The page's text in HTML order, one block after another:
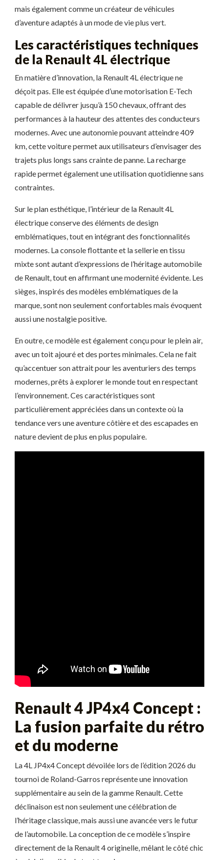
mais également comme un créateur de véhicules
d’aventure adaptés à un mode de vie plus vert.
Les caractéristiques techniques
de la Renault 4L électrique
En matière d’innovation, la Renault 4L électrique ne
déçoit pas. Elle est équipée d’une motorisation E-Tech
capable de délivrer jusqu’à 150 chevaux, offrant des
performances à la hauteur des attentes des conducteurs
modernes. Avec une autonomie pouvant atteindre 409
km, cette voiture permet aux utilisateurs d’envisager des
trajets plus longs sans crainte de panne. La recharge
rapide permet également une utilisation quotidienne sans
contraintes.
Sur le plan esthétique, l’intérieur de la Renault 4L
électrique conserve des éléments de design
emblématiques, tout en intégrant des fonctionnalités
modernes. La console flottante et la sellerie en tissu
mixte sont autant d’expressions de l’héritage automobile
de Renault, tout en affirmant une modernité évidente. Les
sièges, inspirés des modèles emblématiques de la
marque, sont non seulement confortables mais évoquent
aussi une nostalgie positive.
En outre, ce modèle est également conçu pour le plein air,
avec un toit ajouré et des portes minimales. Cela ne fait
qu’accentuer son attrait pour les aventuriers des temps
modernes, prêts à explorer le monde tout en respectant
l’environnement. Ces caractéristiques sont
particulièrement appréciées dans un contexte où la
tendance vers une aventure côtière et des escapades en
nature devient de plus en plus populaire.
Renault 4 JP4x4 Concept :
La fusion parfaite du rétro
et du moderne
La 4L JP4x4 Concept dévoilée lors de l’édition 2026 du
tournoi de Roland-Garros représente une innovation
supplémentaire au sein de la gamme Renault. Cette
déclinaison est non seulement une célébration de
l’héritage classique, mais aussi une avancée vers le futur
de l’automobile. La conception de ce modèle s’inspire
directement de la Renault 4 originelle, mêlant le côté chic